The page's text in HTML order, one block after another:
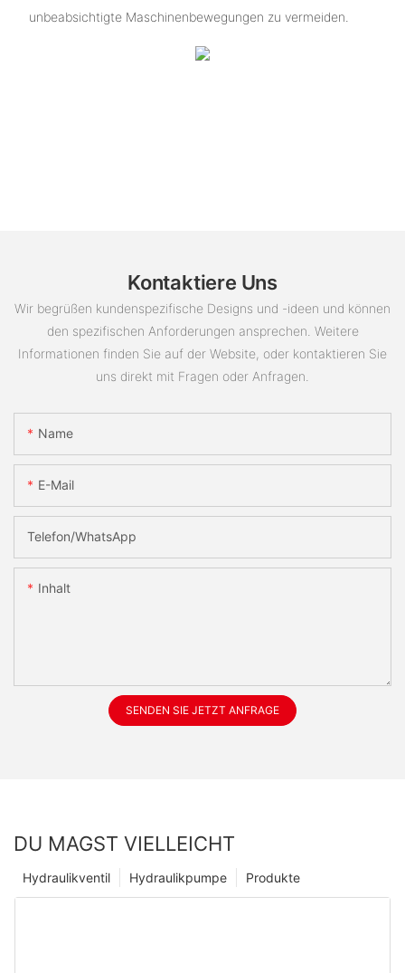
unbeabsichtigte Maschinenbewegungen zu vermeiden.
Kontaktiere Uns
Wir begrüßen kundenspezifische Designs und -ideen und können
den spezifischen Anforderungen ansprechen. Weitere
Informationen finden Sie auf der Website, oder kontaktieren Sie
uns direkt mit Fragen oder Anfragen.
Name
E-Mail
Telefon/WhatsApp
Inhalt
SENDEN SIE JETZT ANFRAGE
DU MAGST VIELLEICHT
Produkte
Hydraulikpumpe
Hydraulikventil